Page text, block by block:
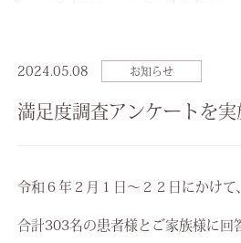
2024.05.08 お知らせ
満足度調査アンケートを
令和６年２月１日～２２日にかけ
合計303名の患者様とご家族様に回